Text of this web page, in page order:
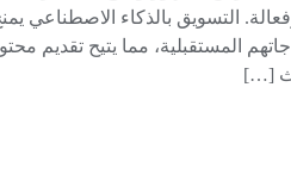
التسويق بالذكاء الاصطناعي
المستقبلية، مما يتيح تقديم
[…]